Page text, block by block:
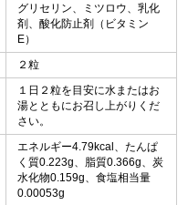
グリセリン、ミツロウ、乳化
剤、酸化防止剤（ビタミン
E）
２粒
１日２粒を目安に水またはお
湯とともにお召し上がりくだ
さい。
エネルギー4.79kcal、たんぱ
く質0.223g、脂質0.366g、炭
水化物0.159g、食塩相当量
0.00053g